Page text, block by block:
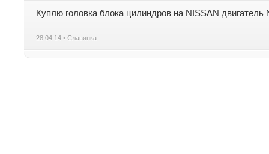
Куплю головка блока цилиндров на NISSAN двигатель
28.04.14 • Славянка